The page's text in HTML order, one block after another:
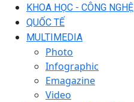
KHOA HỌC - CÔNG NGHỆ
QUỐC TẾ
MULTIMEDIA
Photo
Infographic
Emagazine
Video